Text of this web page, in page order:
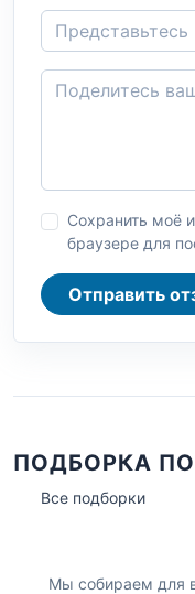
Сохранить моё
браузере для
ПОДБОРКА
Все подборки
Мы собираем для